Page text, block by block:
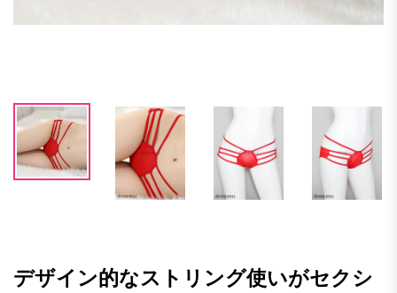
デザイン的なストリング使いがセクシ